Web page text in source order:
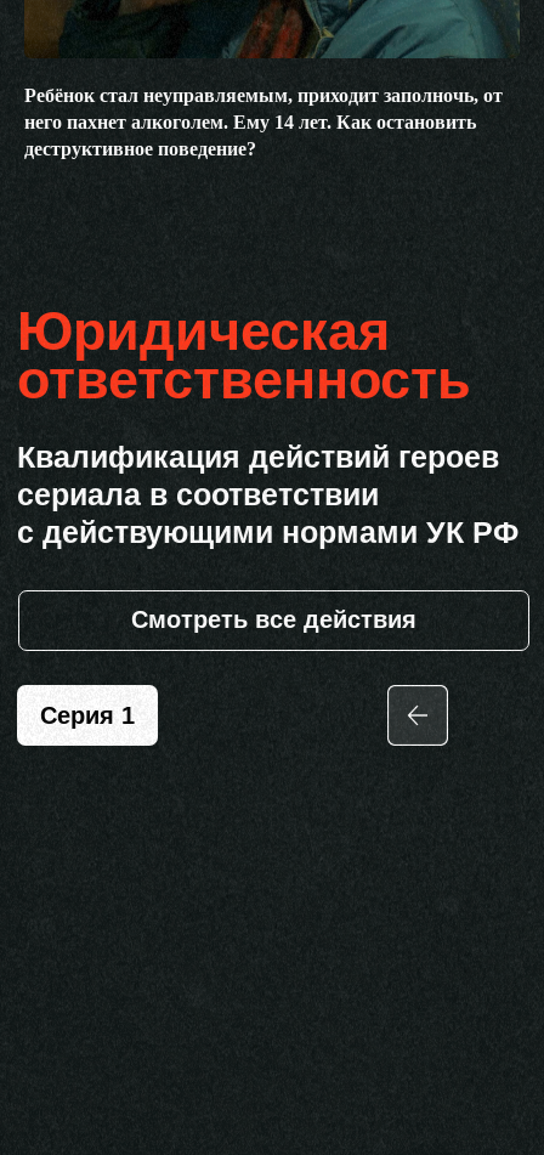
Ребёнок стал неуправляемым, приходит заполночь, от
него пахнет алкоголем. Ему 14 лет. Как остановить
деструктивное поведение?